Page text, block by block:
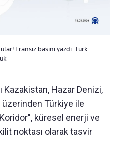
Fransız basını yazdı: Türk
Kazakistan, Hazar Denizi,
Türkiye ile
küresel enerji ve
noktası olarak tasvir